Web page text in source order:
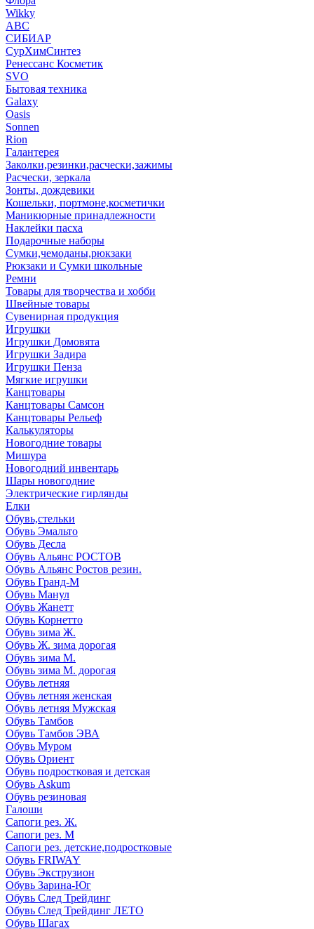
Wikky
АВС
СИБИАР
СурХимСинтез
Ренессанс Косметик
SVO
Бытовая техника
Galaxy
Oasis
Sonnen
Rion
Галантерея
Заколки,резинки,расчески,зажимы
Расчески, зеркала
Зонты, дождевики
Кошельки, портмоне,косметички
Маникюрные принадлежности
Наклейки пасха
Подарочные наборы
Сумки,чемоданы,рюкзаки
Рюкзаки и Сумки школьные
Ремни
Товары для творчества и хобби
Швейные товары
Сувенирная продукция
Игрушки
Игрушки Домовята
Игрушки Задира
Игрушки Пенза
Мягкие игрушки
Канцтовары
Канцтовары Самсон
Канцтовары Рельеф
Калькуляторы
Новогодние товары
Мишура
Новогодний инвентарь
Шары новогодние
Электрические гирлянды
Елки
Обувь,стельки
Обувь Эмальто
Обувь Десла
Обувь Альянс РОСТОВ
Обувь Альянс Ростов резин.
Обувь Гранд-М
Обувь Манул
Обувь Жанетт
Обувь Корнетто
Обувь зима Ж.
Обувь Ж. зима дорогая
Обувь зима М.
Обувь зима М. дорогая
Обувь летняя
Обувь летняя женская
Обувь летняя Мужская
Обувь Тамбов
Обувь Тамбов ЭВА
Обувь Муром
Обувь Ориент
Обувь подростковая и детская
Обувь Askum
Обувь резиновая
Галоши
Сапоги рез. Ж.
Сапоги рез. М
Сапоги рез. детские,подростковые
Обувь FRIWAY
Обувь Экструзион
Обувь Зарина-Юг
Обувь След Трейдинг
Обувь След Трейдинг ЛЕТО
Обувь Шагах